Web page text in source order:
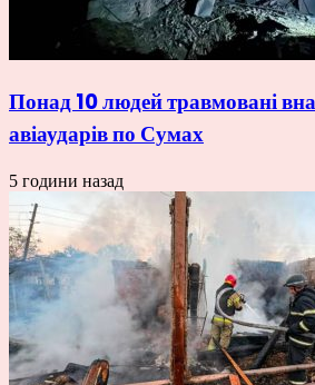
Понад 10 людей травмовані
авіаударів по Сумах
5 години назад